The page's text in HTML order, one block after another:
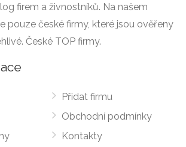
firem a živnostníků. Na našem
pouze české firmy, které jsou ověřeny
České TOP firmy.
Přidat firmu
Obchodní podmínky
Kontakty